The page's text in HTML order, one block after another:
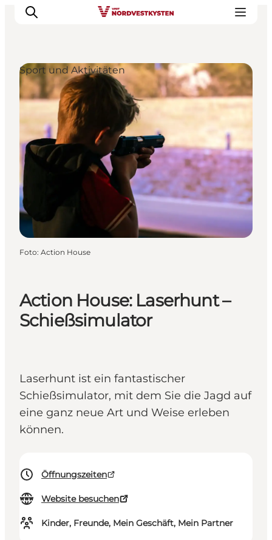
Urlaubsorte
Inspiration
Events
Unterkunft
Mach deine Urlaubsplanung
Action House: Laserhunt –
Schießsimulator
Laserhunt ist ein fantastischer
Schießsimulator, mit dem Sie die Jagd auf
eine ganz neue Art und Weise erleben
können.
Öffnungszeiten
Website besuchen
Kinder, Freunde, Mein Geschäft, Mein Partner
Sport und Aktivitäten
Foto: Action House